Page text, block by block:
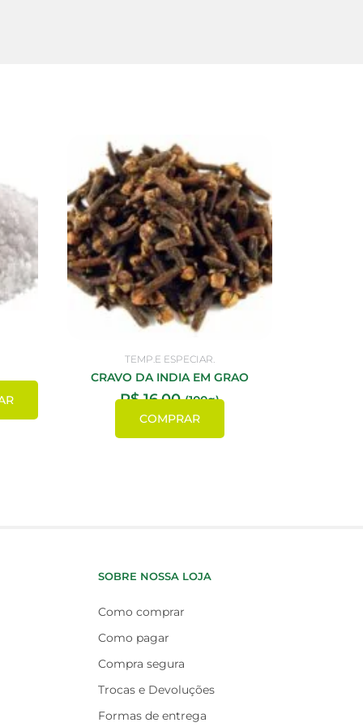
TEMP.E ESPECIAR.
CRAVO DA INDIA EM GRAO
R$16,00 (100g)
COMPRAR
SOBRE NOSSA LOJA
Como comprar
Como pagar
Compra segura
Trocas e Devoluções
Formas de entrega